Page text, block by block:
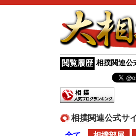
閲覧履歴 相撲関連
相撲関連公式サ